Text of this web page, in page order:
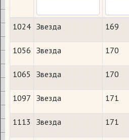
1024 Звезда 169
1056 Звезда 170
1065 Звезда 170
1097 Звезда 171
1113 Звезда 171